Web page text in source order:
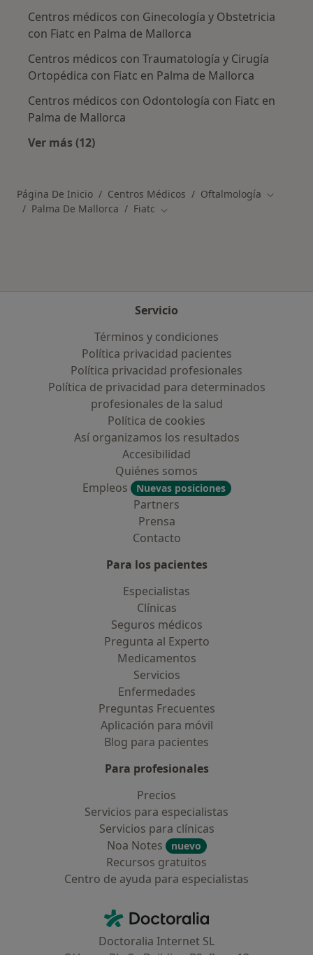
Centros médicos con Ginecología y Obstetricia
con Fiatc en Palma de Mallorca
Centros médicos con Traumatología y Cirugía
Ortopédica con Fiatc en Palma de Mallorca
Centros médicos con Odontología con Fiatc en
Palma de Mallorca
Ver más (12)
Página De Inicio Centros Médicos Oftalmología Cambiar
Palma De Mallorca
Fiatc Cambiar de ciudad
Servicio
Términos y condiciones
Política privacidad pacientes
Política privacidad profesionales
Política de privacidad para determinados
profesionales de la salud
Política de cookies
Así organizamos los resultados
Accesibilidad
Quiénes somos
Empleos
Nuevas posiciones
Partners
Prensa
Contacto
Para los pacientes
Especialistas
Clínicas
Seguros médicos
Pregunta al Experto
Medicamentos
Servicios
Enfermedades
Preguntas Frecuentes
Aplicación para móvil
Blog para pacientes
Para profesionales
Precios
Servicios para especialistas
Servicios para clínicas
Noa Notes
nuevo
Recursos gratuitos
Centro de ayuda para especialistas
Doctoralia - Página de inicio
Doctoralia Internet SL